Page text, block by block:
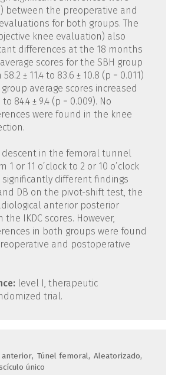
between the preoperative and
for both groups. The
knee evaluation) also
differences at the 18 months
scores for the SBH group
± 11.4 to 83.6 ± 10.8 (p = 0.011)
average scores increased
84.4 ± 9.4 (p = 0.009). No
were found in the knee
descent in the femoral tunnel
or 11 o’clock to 2 or 10 o’clock
different findings
DB on the pivot-shift test, the
anterior posterior
IKDC scores. However,
in both groups were found
and postoperative
level I, therapeutic
trial.
anterior Túnel femoral Aleatorizado
único